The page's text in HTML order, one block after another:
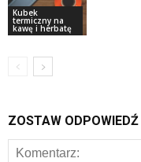
Kubek
termiczny na
kawę i herbatę
ZOSTAW ODPOWIEDŹ